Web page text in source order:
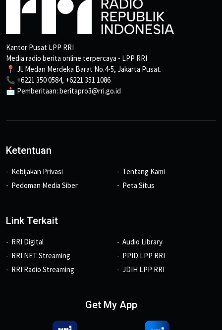
Kantor Pusat LPP RRI
Media radio berita online terpercaya - LPP RRI
📍 Jl. Medan Merdeka Barat No.4-5, Jakarta Pusat.
📞 +6221 350 0584, +6221 351 1086
📩 Pemberitaan: beritapro3@rri.go.id
Ketentuan
Kebijakan Privasi
Pedoman Media Siber
Tentang Kami
Peta Situs
Link Terkait
RRI Digital
RRI NET Streaming
RRI Radio Streaming
Audio Library
PPID LPP RRI
JDIH LPP RRI
Get My App